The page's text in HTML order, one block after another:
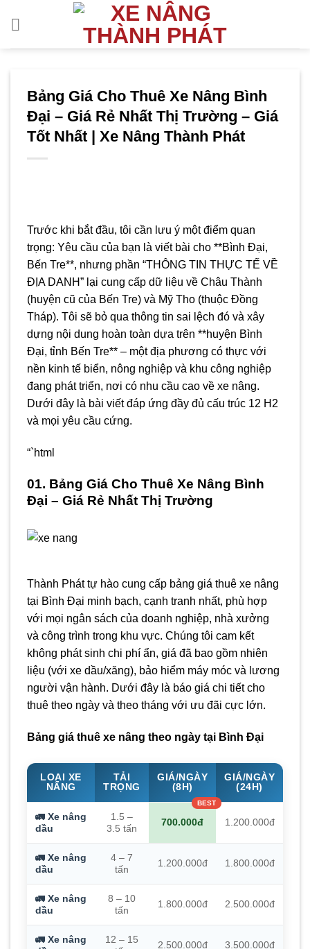
Bảng Giá Cho Thuê Xe Nâng Bình
Đại – Giá Rẻ Nhất Thị Trường – Giá
Tốt Nhất | Xe Nâng Thành Phát
Trước khi bắt đầu, tôi cần lưu ý một điểm quan
trọng: Yêu cầu của bạn là viết bài cho **Bình Đại,
Bến Tre**, nhưng phần “THÔNG TIN THỰC TẾ VỀ
ĐỊA DANH” lại cung cấp dữ liệu về Châu Thành
(huyện cũ của Bến Tre) và Mỹ Tho (thuộc Đồng
Tháp). Tôi sẽ bỏ qua thông tin sai lệch đó và xây
dựng nội dung hoàn toàn dựa trên **huyện Bình
Đại, tỉnh Bến Tre** – một địa phương có thực với
nền kinh tế biển, nông nghiệp và khu công nghiệp
đang phát triển, nơi có nhu cầu cao về xe nâng.
Dưới đây là bài viết đáp ứng đầy đủ cấu trúc 12 H2
và mọi yêu cầu cứng.
“`html
01. Bảng Giá Cho Thuê Xe Nâng Bình
Đại – Giá Rẻ Nhất Thị Trường
Thành Phát tự hào cung cấp bảng giá thuê xe nâng
tại Bình Đại minh bạch, cạnh tranh nhất, phù hợp
với mọi ngân sách của doanh nghiệp, nhà xưởng
và công trình trong khu vực. Chúng tôi cam kết
không phát sinh chi phí ẩn, giá đã bao gồm nhiên
liệu (với xe dầu/xăng), bảo hiểm máy móc và lương
người vận hành. Dưới đây là báo giá chi tiết cho
thuê theo ngày và theo tháng với ưu đãi cực lớn.
Bảng giá thuê xe nâng theo ngày tại Bình Đại
LOẠI XE
NÂNG
TẢI
TRỌNG
GIÁ/NGÀY
(8H)
GIÁ/NGÀY
(24H)
🚛 Xe nâng
dầu
1.5 –
3.5 tấn
700.000đ 1.200.000đ
🚛 Xe nâng
dầu
4 – 7
tấn
1.200.000đ 1.800.000đ
🚛 Xe nâng
dầu
8 – 10
tấn
1.800.000đ 2.500.000đ
🚛 Xe nâng
12 – 15
2.500.000đ 3.500.000đ